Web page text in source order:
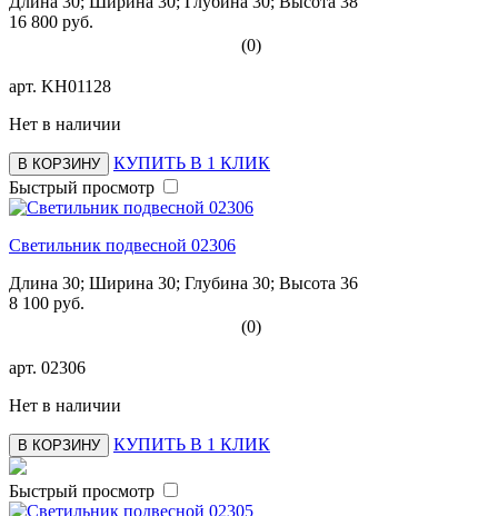
16 800 руб.
(0)
арт. KH01128
Нет в наличии
В КОРЗИНУ
КУПИТЬ В 1 КЛИК
Быстрый просмотр
Светильник подвесной 02306
Длина 30; Ширина 30; Глубина 30; Высота 36
8 100 руб.
(0)
арт. 02306
Нет в наличии
В КОРЗИНУ КУПИТЬ В 1 КЛИК
Быстрый просмотр